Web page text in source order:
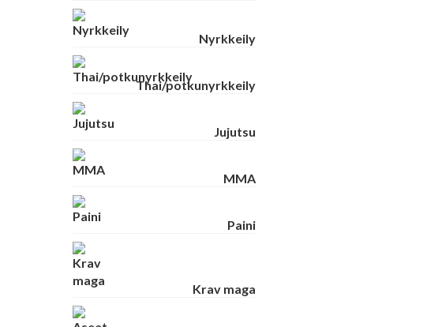
Nyrkkeily
Thai/potkunyrkkeily
Jujutsu
MMA
Paini
Krav maga